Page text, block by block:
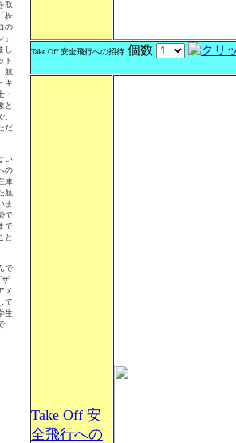
Take Off 安全飛行への招待 個数
Take Off 安
全飛行への